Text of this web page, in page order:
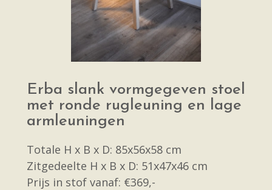
Erba slank vormgegeven stoel
met ronde rugleuning en lage
armleuningen
Totale H x B x D: 85x56x58 cm
Zitgedeelte H x B x D: 51x47x46 cm
Prijs in stof vanaf: €369,-